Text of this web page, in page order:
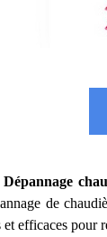
de
efficaces